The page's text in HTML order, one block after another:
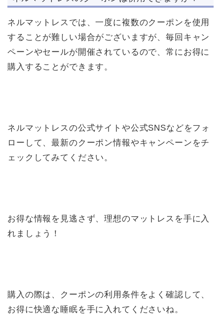
ネルマットレスでは、一度に複数のクーポンを使用
することが難しい場合がございますが、毎回キャン
ペーンやセールが開催されているので、常にお得に
購入することができます。
ネルマットレスの公式サイトや公式SNSなどをフォ
ローして、最新のクーポン情報やキャンペーンをチ
ェックしてみてください。
お得な情報を見逃さず、理想のマットレスを手に入
れましょう！
購入の際は、クーポンの利用条件をよく確認して、
お得に快適な睡眠を手に入れてくださいね。